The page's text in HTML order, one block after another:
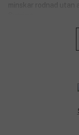
minskar rodnad